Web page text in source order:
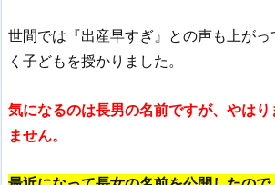
世間では『出産早すぎ』との声も上が
く子どもを授かりました。
気になるのは長男の名前ですが、やは
ません。